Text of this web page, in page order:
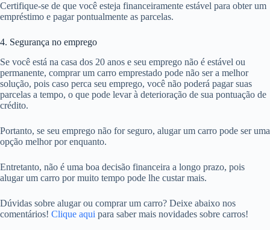
Certifique-se de que você esteja financeiramente estável para obter um
empréstimo e pagar pontualmente as parcelas.
4. Segurança no emprego
Se você está na casa dos 20 anos e seu emprego não é estável ou
permanente, comprar um carro emprestado pode não ser a melhor
solução, pois caso perca seu emprego, você não poderá pagar suas
parcelas a tempo, o que pode levar à deterioração de sua pontuação de
crédito.
Portanto, se seu emprego não for seguro, alugar um carro pode ser uma
opção melhor por enquanto.
Entretanto, não é uma boa decisão financeira a longo prazo, pois
alugar um carro por muito tempo pode lhe custar mais.
Dúvidas sobre alugar ou comprar um carro? Deixe abaixo nos
comentários! Clique aqui para saber mais novidades sobre carros!